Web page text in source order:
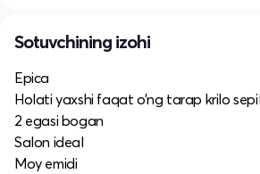
Sotuvchining izohi
Epica
Holati yaxshi faqat o’ng tarap krilo
2 egasi bogan
Salon ideal
Moy emidi